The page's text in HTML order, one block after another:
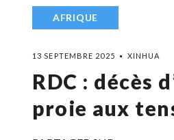
AFRIQUE
13 SEPTEMBRE 2025 XINHUA
RDC : décès
proie aux